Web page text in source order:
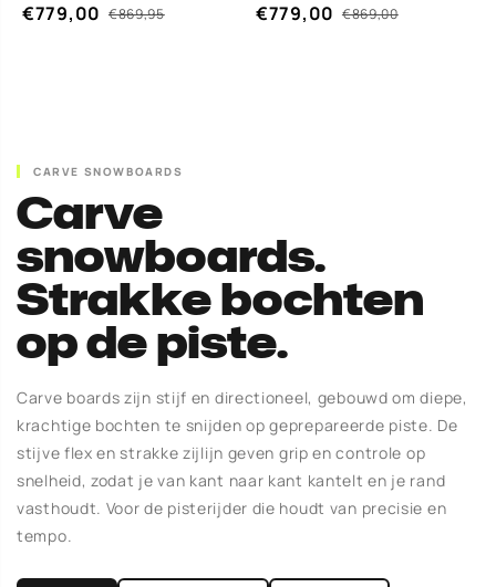
€779,00 €869,95 €779,00 €869,00
CARVE SNOWBOARDS
Carve
snowboards.
Strakke bochten
op de piste.
Carve boards zijn stijf en directioneel, gebouwd om diepe,
krachtige bochten te snijden op geprepareerde piste. De
stijve flex en strakke zijlijn geven grip en controle op
snelheid, zodat je van kant naar kant kantelt en je rand
vasthoudt. Voor de pisterijder die houdt van precisie en
tempo.